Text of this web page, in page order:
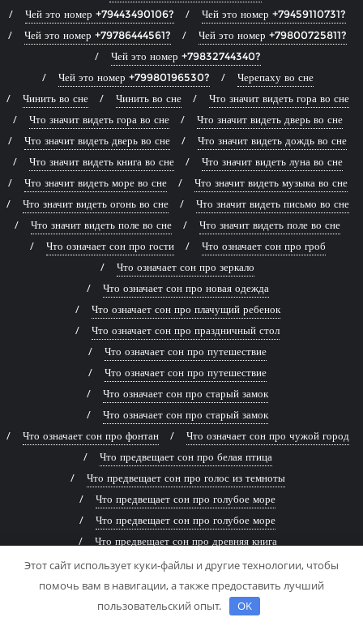
Чей это номер +79443490106?
Чей это номер +79459110731?
Чей это номер +79786444561?
Чей это номер +79800725811?
Чей это номер +79832744340?
Чей это номер +79980196530?
Черепаху во сне
Чинить во сне
Чинить во сне
Что значит видеть гора во сне
Что значит видеть гора во сне
Что значит видеть дверь во сне
Что значит видеть дверь во сне
Что значит видеть дождь во сне
Что значит видеть книга во сне
Что значит видеть луна во сне
Что значит видеть море во сне
Что значит видеть музыка во сне
Что значит видеть огонь во сне
Что значит видеть письмо во сне
Что значит видеть поле во сне
Что значит видеть поле во сне
Что означает сон про гости
Что означает сон про гроб
Что означает сон про зеркало
Что означает сон про новая одежда
Что означает сон про плачущий ребенок
Что означает сон про праздничный стол
Что означает сон про путешествие
Что означает сон про путешествие
Что означает сон про старый замок
Что означает сон про старый замок
Что означает сон про фонтан
Что означает сон про чужой город
Что предвещает сон про белая птица
Что предвещает сон про голос из темноты
Что предвещает сон про голубое море
Что предвещает сон про голубое море
Что предвещает сон про древняя книга
Что предвещает сон про живописная река
Что предвещает сон про заброшенный дом
Что предвещает сон про заброшенный дом
Этот сайт использует куки-файлы и другие технологии, чтобы
помочь вам в навигации, а также предоставить лучший
пользовательский опыт.
OK